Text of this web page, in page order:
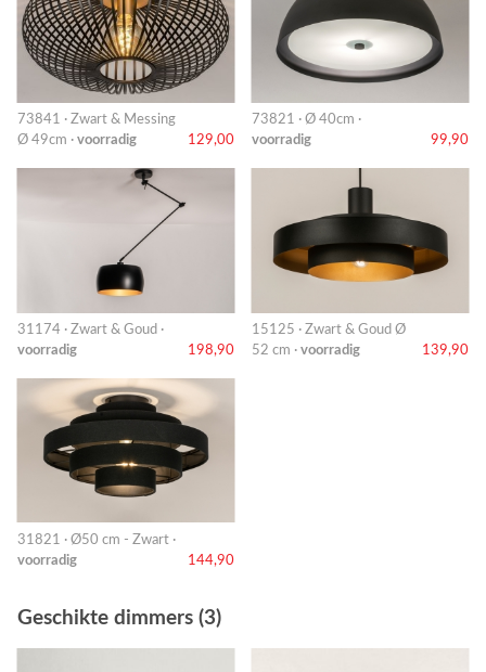
73841 · Zwart & Messing
Ø 49cm · voorradig 129,00
73821 · Ø 40cm ·
voorradig
99,90
31174 · Zwart & Goud ·
voorradig
198,90
15125 · Zwart & Goud Ø
52 cm · voorradig 139,90
31821 · Ø50 cm - Zwart ·
voorradig
144,90
Geschikte dimmers (3)